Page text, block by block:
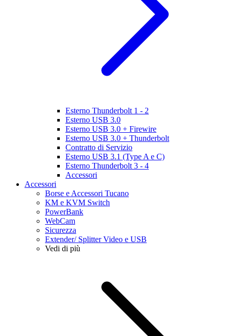
Esterno Thunderbolt 1 - 2
Esterno USB 3.0
Esterno USB 3.0 + Firewire
Esterno USB 3.0 + Thunderbolt
Contratto di Servizio
Esterno USB 3.1 (Type A e C)
Esterno Thunderbolt 3 - 4
Accessori
Accessori
Borse e Accessori Tucano
KM e KVM Switch
PowerBank
WebCam
Sicurezza
Extender/ Splitter Video e USB
Vedi di più